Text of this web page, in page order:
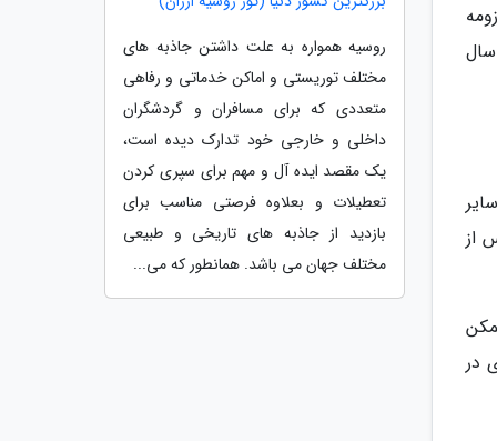
هستند. طول دوره کارشناسی حسابداری در دانشگاه های آلمان به طور معمول 4 سال
از
در
روسیه همواره به علت داشتن جاذبه های
مختلف توریستی و اماکن خدماتی و رفاهی
متعددی که برای مسافران و گردشگران
داخلی و خارجی خود تدارک دیده است،
یک مقصد ایده آل و مهم برای سپری کردن
تعطیلات و بعلاوه فرصتی مناسب برای
بازدید از جاذبه های تاریخی و طبیعی
مختلف جهان می باشد. همانطور که می...